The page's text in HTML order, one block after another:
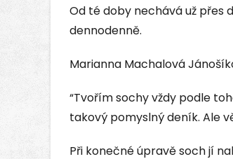
Od té doby nechává už
dennodenně.
Marianna Machalová
“Tvořím sochy vždy podle
takový pomyslný deník. Ale
Při konečné úpravě soch jí